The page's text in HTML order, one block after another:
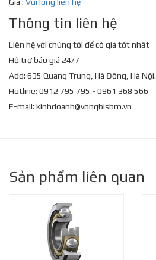
Giá : Vui lòng liên hệ
Thông tin liên hệ
Liên hệ với chúng tôi để có giá tốt nhất
Hỗ trợ báo giá 24/7
Add: 635 Quang Trung, Hà Đông, Hà Nội.
Hotline: 0912 795 795 - 0961 368 566
E-mail: kinhdoanh@vongbisbm.vn
Sản phẩm liên quan